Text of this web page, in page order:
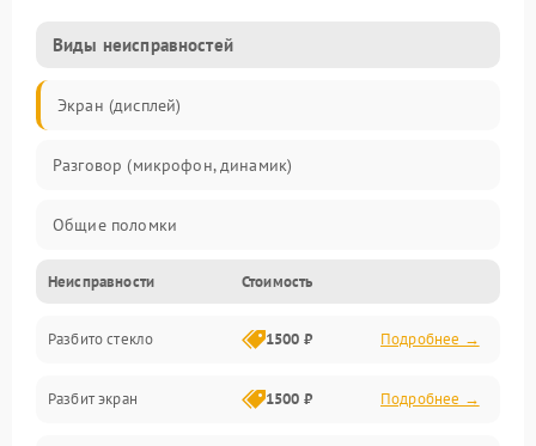
Виды неисправностей
Экран (дисплей)
Разговор (микрофон, динамик)
Общие поломки
Проблемы связи
Камеры
Проблемы с дисплеем и сенсором
Неисправности Стоимость
Разбито стекло 1500 ₽ Подробнее →
Разбит экран 1500 ₽ Подробнее →